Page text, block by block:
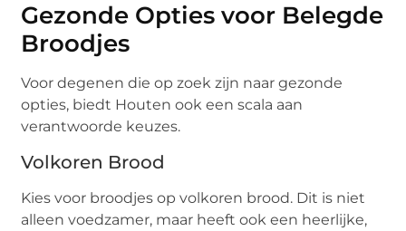
Gezonde Opties voor Belegde
Broodjes
Voor degenen die op zoek zijn naar gezonde
opties, biedt Houten ook een scala aan
verantwoorde keuzes.
Volkoren Brood
Kies voor broodjes op volkoren brood. Dit is niet
alleen voedzamer, maar heeft ook een heerlijke,